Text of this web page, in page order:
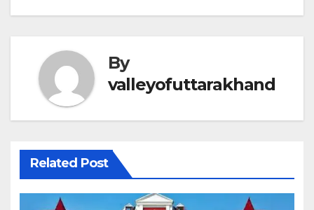
By
valleyofuttarakhand
Related Post